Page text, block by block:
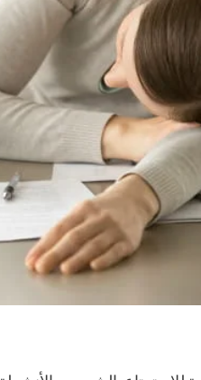
علاج
صحة و تغذية
مراكش
على أمراض
29 أبريل، 2025